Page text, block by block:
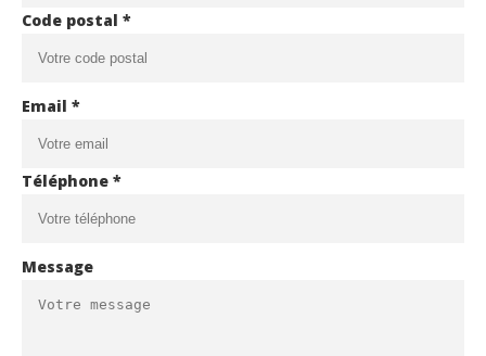
Code postal *
Email *
Téléphone *
Message